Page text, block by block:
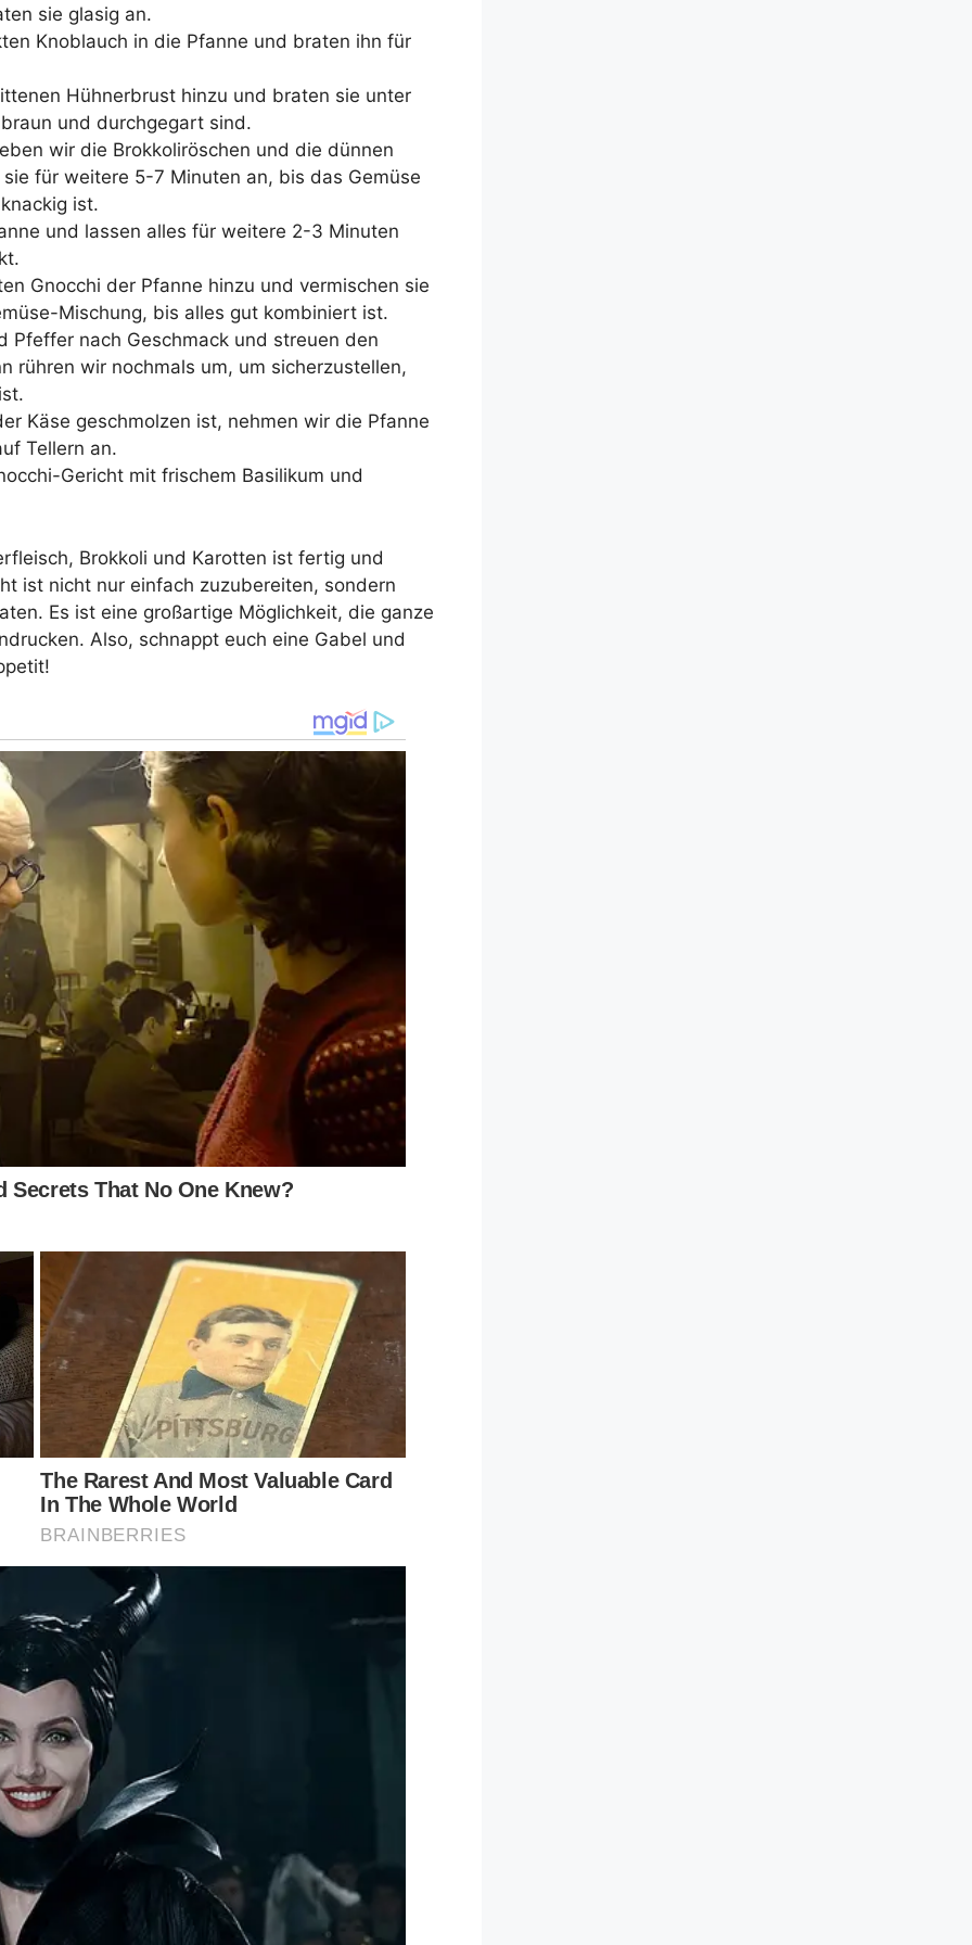
sie glasig an.
Knoblauch in die Pfanne und braten ihn für
Hühnerbrust hinzu und braten sie unter
und durchgegart sind.
wir die Brokkoliröschen und die dünnen
für weitere 5-7 Minuten an, bis das Gemüse
ist.
und lassen alles für weitere 2-3 Minuten
Gnocchi der Pfanne hinzu und vermischen sie
Mischung, bis alles gut kombiniert ist.
Pfeffer nach Geschmack und streuen den
rühren wir nochmals um, um sicherzustellen,
Käse geschmolzen ist, nehmen wir die Pfanne
Tellern an.
Gericht mit frischem Basilikum und
Brokkoli und Karotten ist fertig und
ist nicht nur einfach zuzubereiten, sondern
Es ist eine großartige Möglichkeit, die ganze
Also, schnappt euch eine Gabel und